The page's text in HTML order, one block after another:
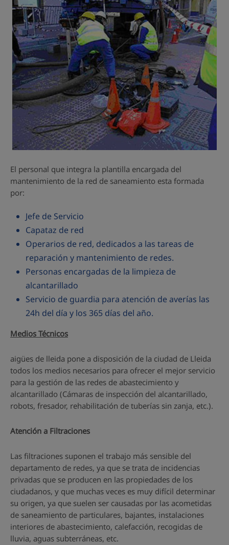
El personal que integra la plantilla encargada del
mantenimiento de la red de saneamiento esta formada
por:
Jefe de Servicio
Capataz de red
Operarios de red, dedicados a las tareas de
reparación y mantenimiento de redes.
Personas encargadas de la limpieza de
alcantarillado
Servicio de guardia para atención de averías las
24h del día y los 365 días del año.
Medios Técnicos
aigües de lleida pone a disposición de la ciudad de Lleida
todos los medios necesarios para ofrecer el mejor servicio
para la gestión de las redes de abastecimiento y
alcantarillado (Cámaras de inspección del alcantarillado,
robots, fresador, rehabilitación de tuberías sin zanja, etc.).
Atención a Filtraciones
Las filtraciones suponen el trabajo más sensible del
departamento de redes, ya que se trata de incidencias
privadas que se producen en las propiedades de los
ciudadanos, y que muchas veces es muy difícil determinar
su origen, ya que suelen ser causadas por las acometidas
de saneamiento de particulares, bajantes, instalaciones
interiores de abastecimiento, calefacción, recogidas de
lluvia, aguas subterráneas, etc.